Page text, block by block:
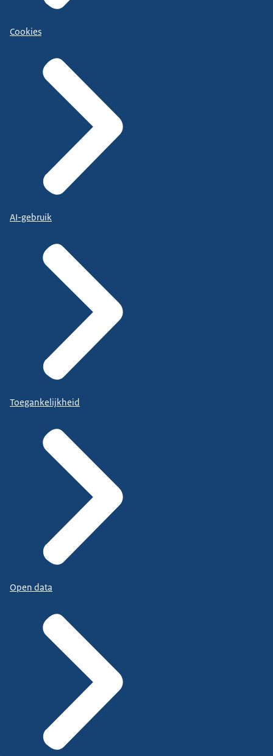
Cookies
AI-gebruik
Toegankelijkheid
Open data